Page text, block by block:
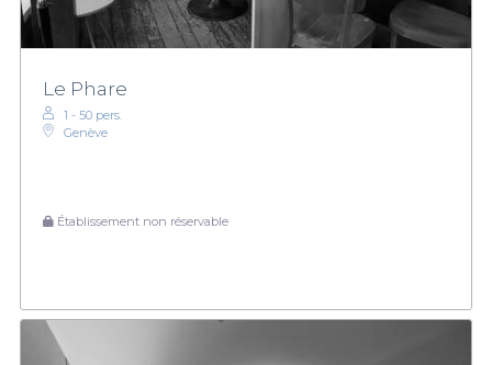
Le Phare
1 - 50 pers.
Genève
Établissement non réservable